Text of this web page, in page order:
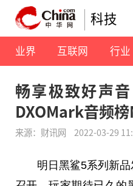
科技
业界 互联网 行业
畅享极致好声
DXOMark音频
来源：财讯网 2022-03-29
明日黑鲨5系列新